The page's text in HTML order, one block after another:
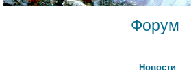
Форум
Новости